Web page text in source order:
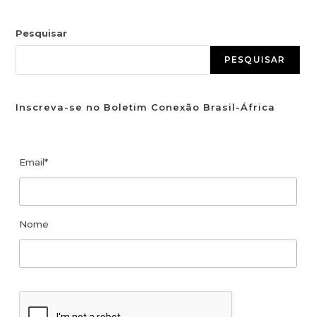
Pesquisar
PESQUISAR
Inscreva-se no Boletim Conexão Brasil-África
Email*
Nome